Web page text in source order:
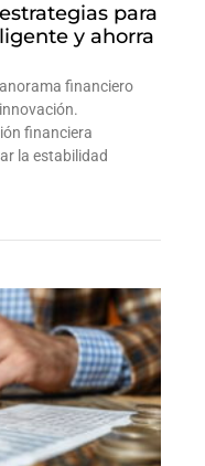
para
y ahorra
financiero
financiera
la estabilidad